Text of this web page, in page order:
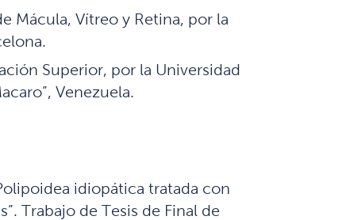
Mácula, Vítreo y Retina, por la
Superior, por la Universidad
Venezuela.
idiopática tratada con
Trabajo de Tesis de Final de